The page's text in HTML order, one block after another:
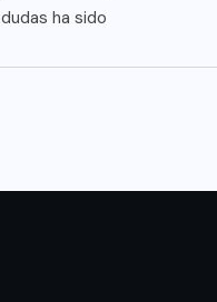
dudas ha sido